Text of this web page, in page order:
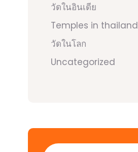
วัดในอินเดีย
Temples in thailand
วัดในโลก
Uncategorized